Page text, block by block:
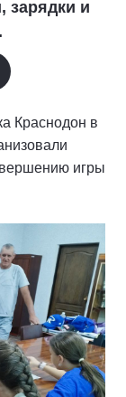
зарядки и
Краснодон в
игры